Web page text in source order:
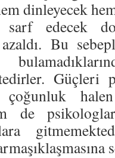
dinleyecek
edecek
Bu
Güçleri
de